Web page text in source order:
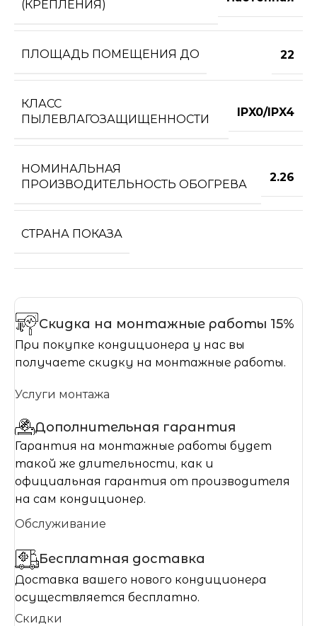
(КРЕПЛЕНИЯ)
ПЛОЩАДЬ ПОМЕЩЕНИЯ ДО 22
КЛАСС
ПЫЛЕВЛАГОЗАЩИЩЕННОСТИ
IPX0/IPX4
НОМИНАЛЬНАЯ
ПРОИЗВОДИТЕЛЬНОСТЬ ОБОГРЕВА
2.26
СТРАНА ПОКАЗА
Скидка на монтажные работы 15%
При покупке кондиционера у нас вы
получаете скидку на монтажные работы.
Услуги монтажа
Дополнительная гарантия
Гарантия на монтажные работы будет
такой же длительности, как и
официальная гарантия от производителя
на сам кондиционер.
Обслуживание
Бесплатная доставка
Доставка вашего нового кондиционера
осуществляется бесплатно.
Скидки